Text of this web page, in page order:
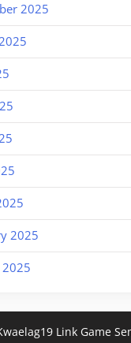
2025
2025
2025
Link Game